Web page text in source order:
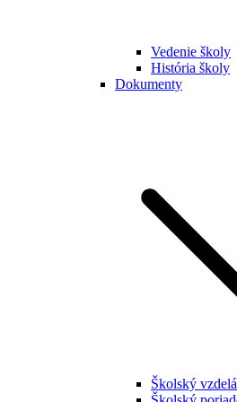
Vedenie školy
História školy
Dokumenty
Školský